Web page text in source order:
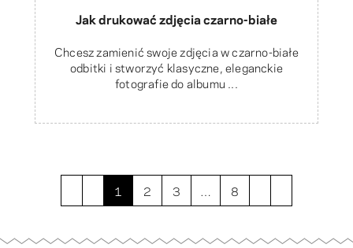
Jak drukować zdjęcia czarno-białe
Chcesz zamienić swoje zdjęcia w czarno-białe
odbitki i stworzyć klasyczne, eleganckie
fotografie do albumu ...
1 2 3 … 8